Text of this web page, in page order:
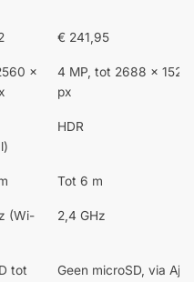
€ 241,95
x
4 MP, tot 2688 x 1520
px
HDR
Tot 6 m
(Wi-
2,4 GHz
tot
Geen microSD, via Ajax